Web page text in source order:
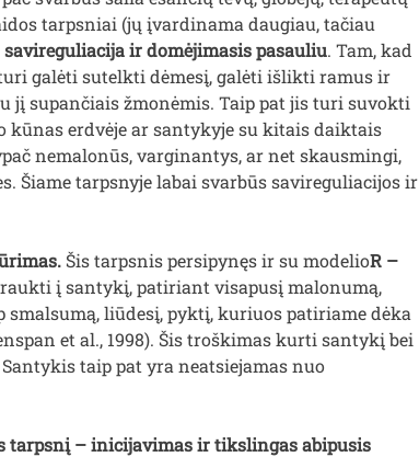
tarpsniai (jų įvardinama daugiau, tačiau
ir domėjimasis pasauliu. Tam, kad
galėti sutelkti dėmesį, galėti išlikti ramus ir
jį supančiais žmonėmis. Taip pat jis turi suvokti
kūnas erdvėje ar santykyje su kitais daiktais
nemalonūs, varginantys, ar net skausmingi,
Šiame tarpsnyje labai svarbūs savireguliacijos ir
Šis tarpsnis persipynęs ir su modelioR –
į santykį, patiriant visapusį malonumą,
liūdesį, pyktį, kuriuos patiriame dėka
et al., 1998). Šis troškimas kurti santykį bei
taip pat yra neatsiejamas nuo
tarpsnį – inicijavimas ir tikslingas abipusis